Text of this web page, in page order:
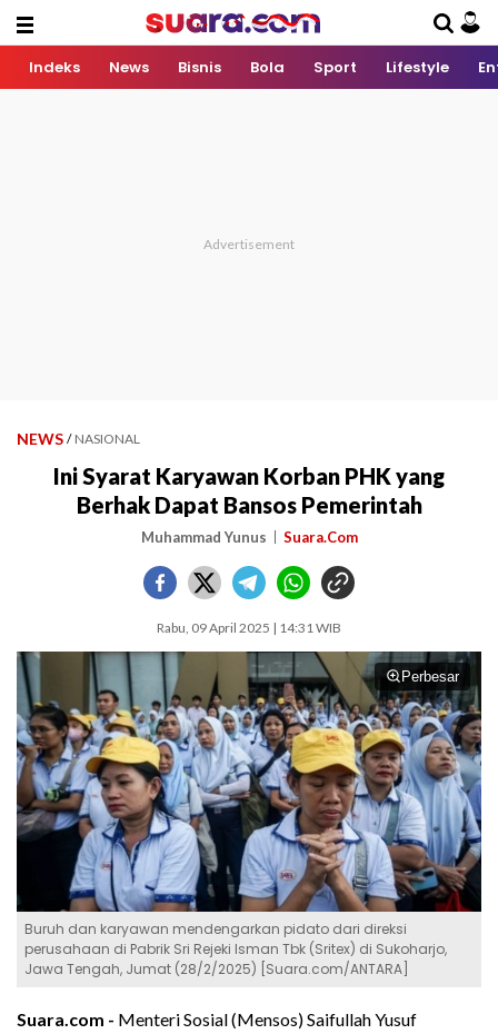
Indeks News Bisnis Bola Sport Lifestyle
NEWS / NASIONAL
Ini Syarat Karyawan Korban PHK yang
Berhak Dapat Bansos Pemerintah
Muhammad Yunus Suara.Com
Rabu, 09 April 2025 | 14:31 WIB
Perbesar
Buruh dan karyawan mendengarkan pidato dari direksi
perusahaan di Pabrik Sri Rejeki Isman Tbk (Sritex) di Sukoharjo,
Jawa Tengah, Jumat (28/2/2025) [Suara.com/ANTARA]
Suara.com - Menteri Sosial (Mensos) Saifullah Yusuf